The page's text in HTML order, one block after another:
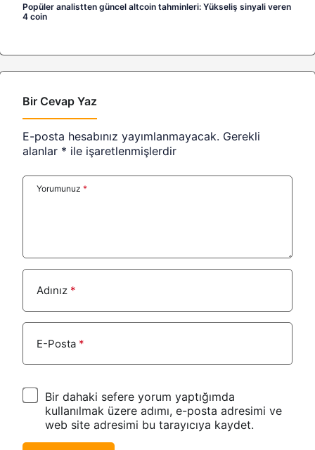
Popüler analistten güncel altcoin tahminleri: Yükseliş sinyali veren
4 coin
Bir Cevap Yaz
E-posta hesabınız yayımlanmayacak. Gerekli
alanlar * ile işaretlenmişlerdir
Yorumunuz *
Adınız *
E-Posta *
Bir dahaki sefere yorum yaptığımda
kullanılmak üzere adımı, e-posta adresimi ve
web site adresimi bu tarayıcıya kaydet.